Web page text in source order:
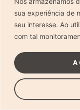
sua experiência de
seu interesse. Ao
com tal
Diário de uma
Dica de
no ensaio
Dica de